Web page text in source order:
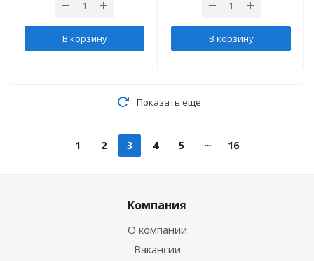
В корзину В корзину
Показать еще
1 2 3 4 5 16
Компания
О компании
Вакансии